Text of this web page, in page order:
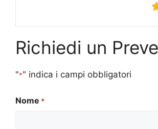
Richiedi un
"*" indica i campi obbligatori
Nome *